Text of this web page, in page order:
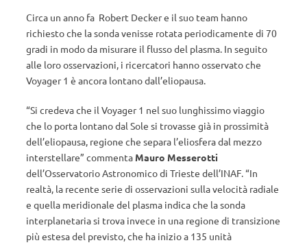
Circa un anno fa Robert Decker e il suo team hanno
richiesto che la sonda venisse rotata periodicamente di 70
gradi in modo da misurare il flusso del plasma. In seguito
alle loro osservazioni, i ricercatori hanno osservato che
Voyager 1 è ancora lontano dall’eliopausa.
“Si credeva che il Voyager 1 nel suo lunghissimo viaggio
che lo porta lontano dal Sole si trovasse già in prossimità
dell’eliopausa, regione che separa l’eliosfera dal mezzo
interstellare” commenta Mauro Messerotti
dell’Osservatorio Astronomico di Trieste dell’INAF. “In
realtà, la recente serie di osservazioni sulla velocità radiale
e quella meridionale del plasma indica che la sonda
interplanetaria si trova invece in una regione di transizione
più estesa del previsto, che ha inizio a 135 unità